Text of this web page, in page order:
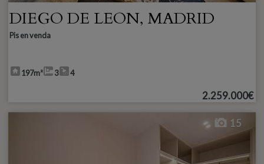
DIEGO DE LEON, MADRID
Pis en venda
197m² 3 4
2.259.000€
15